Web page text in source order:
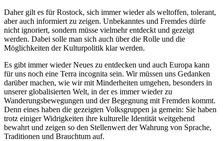
Daher gilt es für Rostock, sich immer wieder als weltoffen, tolerant,
aber auch informiert zu zeigen. Unbekanntes und Fremdes dürfe
nicht ignoriert, sondern müsse vielmehr entdeckt und gezeigt
werden. Dabei solle man sich auch über die Rolle und die
Möglichkeiten der Kulturpolitik klar werden.
Es gibt immer wieder Neues zu entdecken und auch Europa kann
für uns noch eine Terra incognita sein. Wir müssen uns Gedanken
darüber machen, wie wir mit Minderheiten umgehen, besonders in
unserer globalisierten Welt, in der es immer wieder zu
Wanderungsbewegungen und der Begegnung mit Fremden kommt.
Denn eines haben die gezeigten Volksgruppen ja gemein: Sie haben
trotz einiger Widrigkeiten ihre kulturelle Identität weitgehend
bewahrt und zeigen so den Stellenwert der Wahrung von Sprache,
Traditionen und Brauchtum auf.